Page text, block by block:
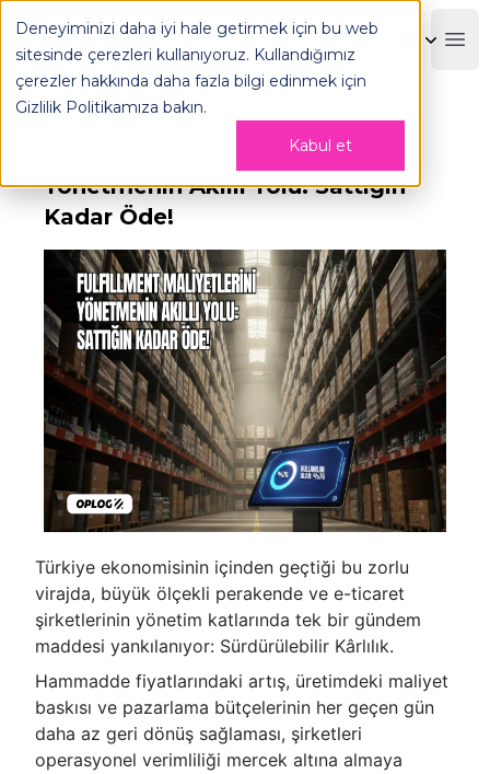
Deneyiminizi daha iyi hale getirmek için bu web
sitesinde çerezleri kullanıyoruz. Kullandığımız
çerezler hakkında daha fazla bilgi edinmek için
Gizlilik Politikamıza bakın.
Kabul et
OPLOG
Fulfillment Maliyetlerini
Yönetmenin Akıllı Yolu: Sattığın
Kadar Öde!
Türkiye ekonomisinin içinden geçtiği bu zorlu
virajda, büyük ölçekli perakende ve e-ticaret
şirketlerinin yönetim katlarında tek bir gündem
maddesi yankılanıyor: Sürdürülebilir Kârlılık.
Hammadde fiyatlarındaki artış, üretimdeki maliyet
baskısı ve pazarlama bütçelerinin her geçen gün
daha az geri dönüş sağlaması, şirketleri
operasyonel verimliliği mercek altına almaya